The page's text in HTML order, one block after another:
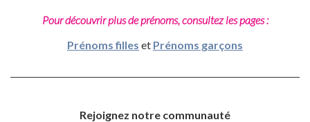
Pour découvrir plus de prénoms, consultez les pages :
Prénoms filles et Prénoms garçons
Rejoignez notre communauté